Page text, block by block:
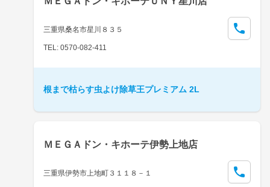
取扱店検索はこちら
三重県桑名市星川８３５
TEL: 0570-082-411
根まで枯らす虫よけ除草王プレミアム 2L
ＭＥＧＡドン・キホーテ伊勢上地店
三重県伊勢市上地町３１１８－１